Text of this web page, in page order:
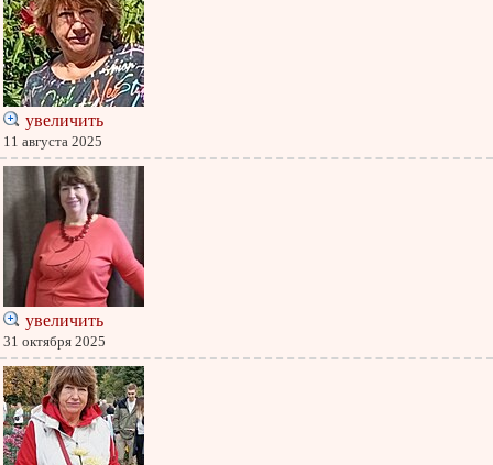
увеличить
11 августа 2025
увеличить
31 октября 2025